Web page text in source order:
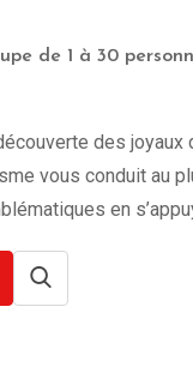
de 1 à 30
des
vous conduit au
en